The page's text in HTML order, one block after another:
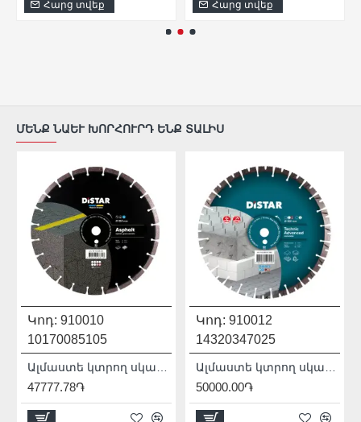
Հարց տվեք
Հարց տվեք
ՄԵՆՔ ՆԱԵՒ ԽՈՐՀՈՒՐԴ ԵՆՔ ՏԱԼԻՍ
Կոդ: 910010
10170085105
47777.78֏
Կոդ: 910012
14320347025
50000.00֏